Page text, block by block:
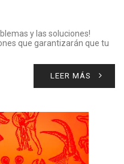
y las soluciones!
que garantizarán que tu
LEER MÁS